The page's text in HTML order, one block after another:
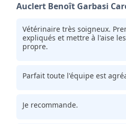
Auclert Benoît Garbasi
Vétérinaire très soigneux.
expliqués et mettre à l'aise
propre.
Parfait toute l'équipe est
Je recommande.